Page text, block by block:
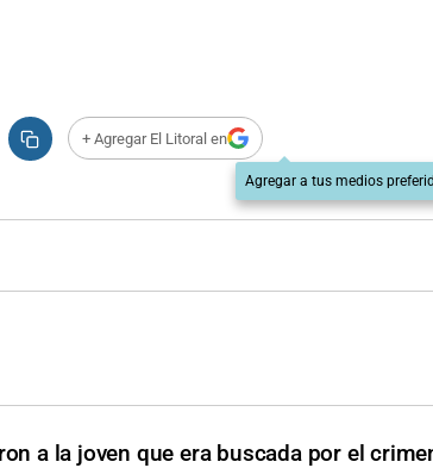
+ Agregar El Litoral en
Agregar a tus medios
a la joven que era buscada por el